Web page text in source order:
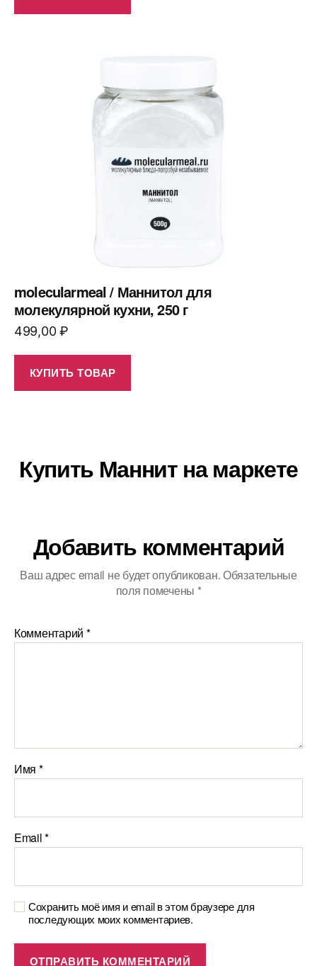
molecularmeal / Маннитол для
молекулярной кухни, 250 г
499,00₽
КУПИТЬ ТОВАР
Купить Маннит на маркете
Добавить комментарий
Ваш адрес email не будет опубликован.Обязательные
поля помечены *
Комментарий *
Имя *
Email*
Сохранить моё имя и email в этом браузере для
последующих моих комментариев.